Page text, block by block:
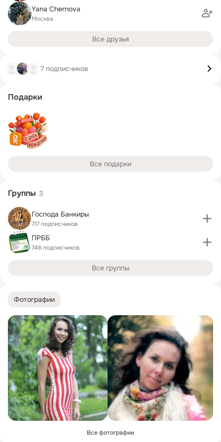
Фотографии
Все фотографии
Yana Chernova
Москва
Все друзья
7 подписчиков
Подарки
Все подарки
Группы 3
Господа Банкиры
717 подписчиков
ПРББ
746 подписчиков
Все группы